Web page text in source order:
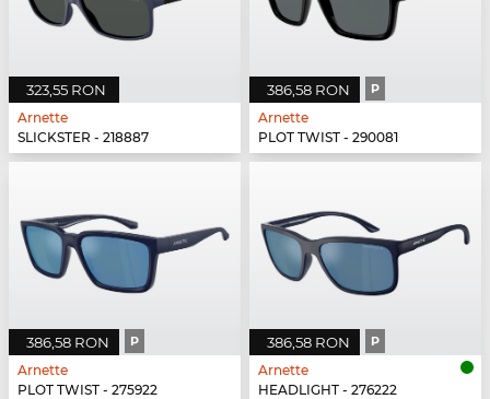
323,55 RON
Arnette
SLICKSTER - 218887
386,58 RON P
Arnette
PLOT TWIST - 290081
386,58 RON P
Arnette
PLOT TWIST - 275922
386,58 RON P
Arnette
HEADLIGHT - 276222